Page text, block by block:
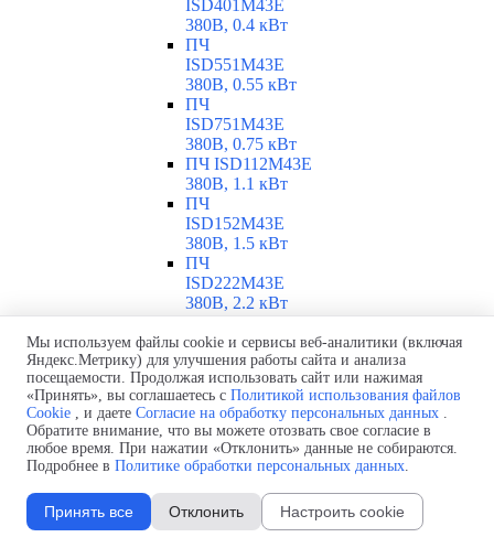
ISD401M43E
380В, 0.4 кВт
ПЧ
ISD551M43E
380В, 0.55 кВт
ПЧ
ISD751M43E
380В, 0.75 кВт
ПЧ ISD112M43E
380В, 1.1 кВт
ПЧ
ISD152M43E
380В, 1.5 кВт
ПЧ
ISD222M43E
380В, 2.2 кВт
ISD302M43E
380В, 3 кВт
ПЧ
ISD402M43E
380В, 4 кВт
ПЧ
ISD552M43E
ISD752M43E
Мы используем файлы cookie и сервисы веб-аналитики (включая
Яндекс.Метрику) для улучшения работы сайта и анализа
посещаемости. Продолжая использовать сайт или нажимая
«Принять», вы соглашаетесь с Политикой использования файлов
Cookie , и даете Согласие на обработку персональных данных .
Обратите внимание, что вы можете отозвать свое согласие в
любое время. При нажатии «Отклонить» данные не собираются.
Подробнее в Политике обработки персональных данных.
Принять все Отклонить Настроить cookie